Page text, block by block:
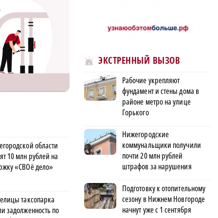
области
10 млн рублей на
«СВОё дело»
таксопарка
задолженность по
ЭКСТРЕННЫЙ ВЫЗОВ
Рабочие укрепляют
фундамент и стены дома в
районе метро на улице
Горького
Нижегородские
коммунальщики получили
почти 20 млн рублей
штрафов за нарушения
Подготовку к отопительному
сезону в Нижнем Новгороде
начнут уже с 1 сентября